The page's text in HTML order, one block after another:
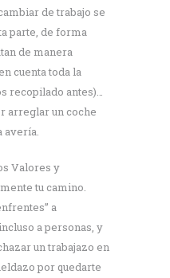
de trabajo se
parte, de forma
de manera
cuenta toda la
recopilado antes)…
arreglar un coche
avería.
Valores y
tu camino.
a
a personas, y
un trabajazo en
por quedarte